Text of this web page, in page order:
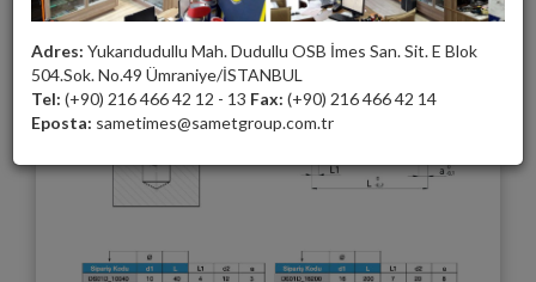
Adres: Yukarıdudullu Mah. Dudullu OSB İmes San. Sit. E Blok
504.Sok. No.49 Ümraniye/İSTANBUL
Tel: (+90) 216 466 42 12 - 13 Fax: (+90) 216 466 42 14
Eposta: sametimes@sametgroup.com.tr